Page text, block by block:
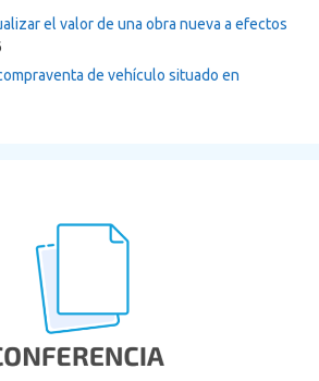
el valor de una obra nueva a efectos
de vehículo situado en